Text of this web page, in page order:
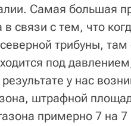
Самая большая
в связи с тем, что
трибуны,
под
у нас
штрафной
примерно 7 на